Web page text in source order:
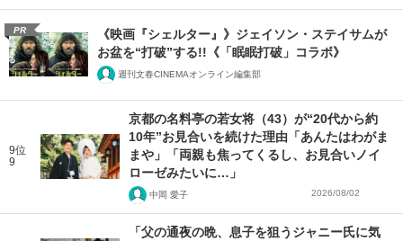
PR
《映画『シェルター』》ジェイソン・ステイサムが
お盆を“打破”する!!《「眠眠打破」コラボ》
週刊文春CINEMAオンライン編集部
9位
9
京都の名料亭の若女将（43）が“20代から約
10年”お見合いを続けた理由「あんたはわがま
まや」「両親も焦ってくるし、お見合いノイ
ローゼみたいに…」
中岡 愛子 2026/08/02
「父の通夜の晩、息子を狙うジャニー氏に気